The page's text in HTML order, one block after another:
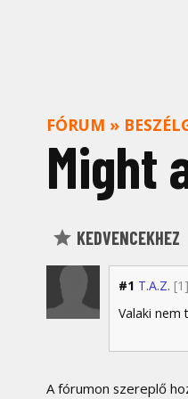
FÓRUM »
Might
KEDVENCEKHEZ
#1 T.A.Z. [1]
Valaki nem
A fórumon szereplő